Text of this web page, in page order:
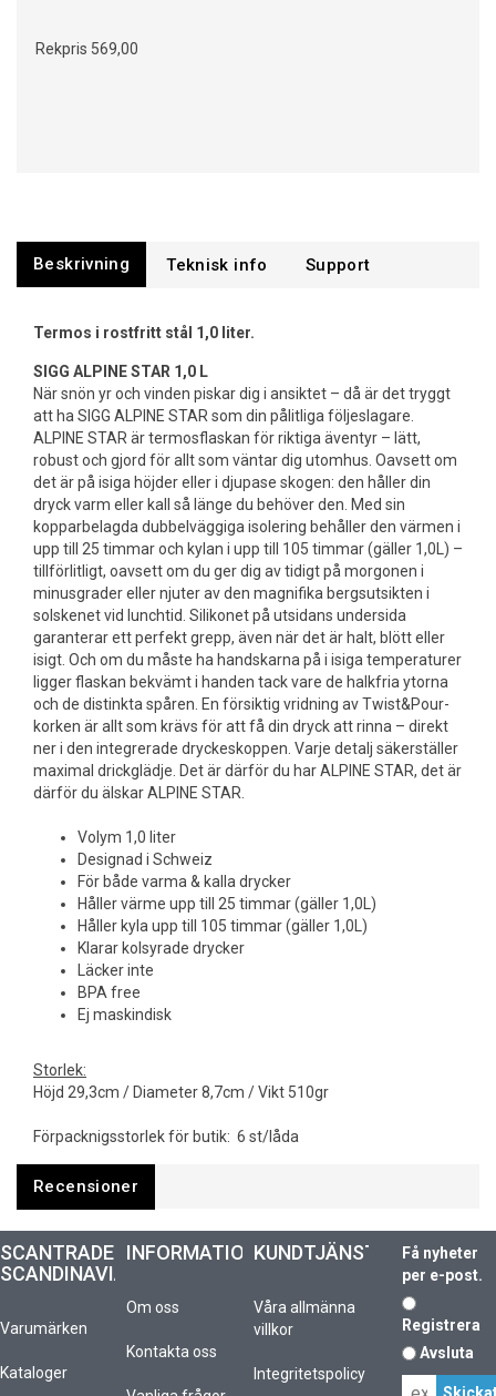
Rekpris 569,00
Beskrivning Support
Termos i rostfritt stål 1,0 liter.
SIGG ALPINE STAR 1,0 L
När snön yr och vinden piskar dig i ansiktet – då är det tryggt
att ha SIGG ALPINE STAR som din pålitliga följeslagare.
ALPINE STAR är termosflaskan för riktiga äventyr – lätt,
robust och gjord för allt som väntar dig utomhus. Oavsett om
det är på isiga höjder eller i djupase skogen: den håller din
dryck varm eller kall så länge du behöver den. Med sin
kopparbelagda dubbelväggiga isolering behåller den värmen i
upp till 25 timmar och kylan i upp till 105 timmar (gäller 1,0L) –
tillförlitligt, oavsett om du ger dig av tidigt på morgonen i
minusgrader eller njuter av den magnifika bergsutsikten i
solskenet vid lunchtid. Silikonet på utsidans undersida
garanterar ett perfekt grepp, även när det är halt, blött eller
isigt. Och om du måste ha handskarna på i isiga temperaturer
ligger flaskan bekvämt i handen tack vare de halkfria ytorna
och de distinkta spåren. En försiktig vridning av Twist&Pour-
korken är allt som krävs för att få din dryck att rinna – direkt
ner i den integrerade dryckeskoppen. Varje detalj säkerställer
maximal drickglädje. Det är därför du har ALPINE STAR, det är
därför du älskar ALPINE STAR.
Volym 1,0 liter
Designad i Schweiz
För både varma & kalla drycker
Håller värme upp till 25 timmar (gäller 1,0L)
Håller kyla upp till 105 timmar (gäller 1,0L)
Klarar kolsyrade drycker
Läcker inte
BPA free
Ej maskindisk
Storlek:
Höjd 29,3cm / Diameter 8,7cm / Vikt 510gr
Förpacknigsstorlek för butik: 6 st/låda
Recensioner
SCANTRADE
SCANDINAVIA
Varumärken
Kataloger
INFORMATION
Om oss
Kontakta oss
KUNDTJÄNST
Våra allmänna
villkor
Integritetspolicy
Få nyheter
per e-post.
Registrera
Avsluta